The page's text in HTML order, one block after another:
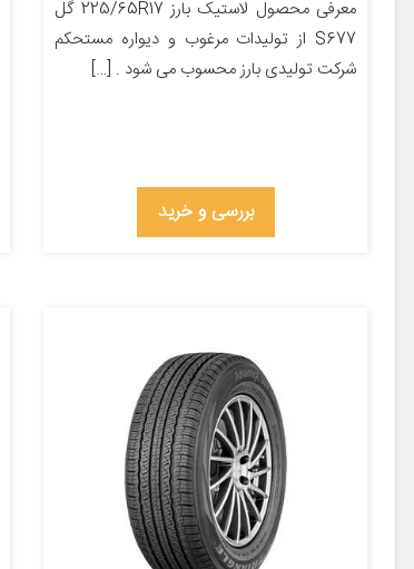
معرفی محصول لاستیک بارز 225/65R17 گل
S677 از تولیدات مرغوب و دیواره مستحکم
شرکت تولیدی بارز محسوب می شود . […]
بررسی و خرید